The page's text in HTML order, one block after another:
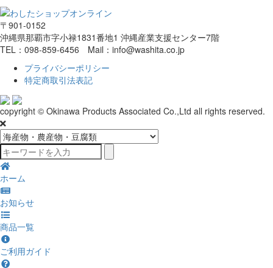
〒901-0152
沖縄県那覇市字小禄1831番地1 沖縄産業支援センター7階
TEL：098-859-6456 Mail：info@washita.co.jp
プライバシーポリシー
特定商取引法表記
copyright © Okinawa Products Associated Co.,Ltd all rights reserved.
ホーム
お知らせ
商品一覧
ご利用ガイド